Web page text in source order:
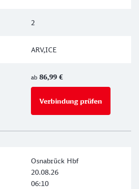
2
ARV,ICE
ab 86,99 €
Verbindung prüfen
Osnabrück Hbf
20.08.26
06:10